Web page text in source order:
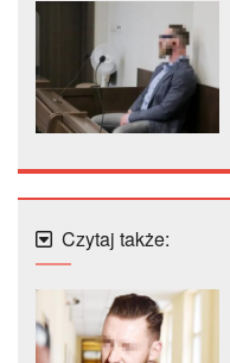
Czytaj także: